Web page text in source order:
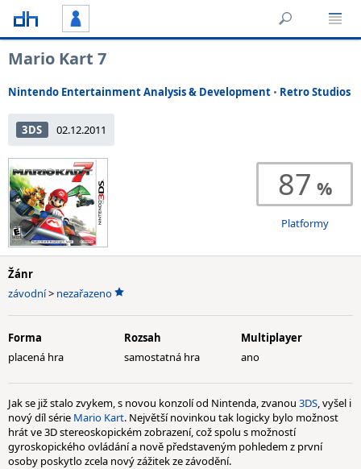
Mario Kart 7
Nintendo Entertainment Analysis & Development • Retro Studios
3DS 02.12.2011
87
Platformy
Žánr
závodní> nezařazeno
Forma
placená hra
Rozsah
samostatná hra
Multiplayer
ano
Jak se již stalo zvykem, s novou konzolí od Nintenda, zvanou 3DS, vyšel i
nový díl série Mario Kart. Největší novinkou tak logicky bylo možnost
hrát ve 3D stereoskopickém zobrazení, což spolu s možností
gyroskopického ovládání a nově představeným pohledem z první
osoby poskytlo zcela nový zážitek ze závodění.